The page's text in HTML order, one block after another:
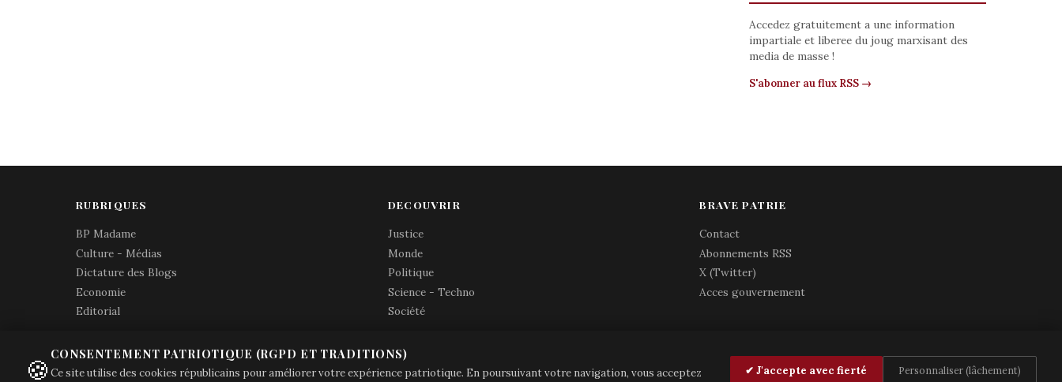
Accedez gratuitement a une information
impartiale et liberee du joug marxisant des
media de masse !
S'abonner au flux RSS →
RUBRIQUES
BP Madame
Culture - Médias
Dictature des Blogs
Economie
Editorial
DECOUVRIR
Justice
Monde
Politique
Science - Techno
Société
BRAVE PATRIE
Contact
Abonnements RSS
X (Twitter)
Acces gouvernement
© Brave Patrie + friends—
🍪
CONSENTEMENT PATRIOTIQUE (RGPD ET TRADITIONS)
Ce site utilise des cookies républicains pour améliorer votre expérience patriotique. En poursuivant votre navigation, vous acceptez
✔ J'accepte avec fierté Personnaliser (lâchement)